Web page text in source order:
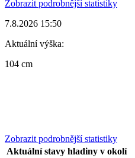
Zobrazit podrobnější statistiky
7.8.2026 15:50
Aktuální výška:
104 cm
Zobrazit podrobnější statistiky
Aktuální stavy hladiny v okolí